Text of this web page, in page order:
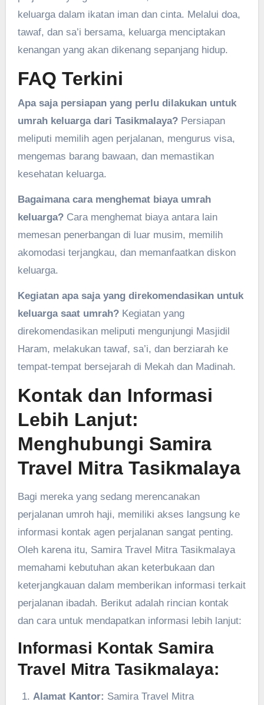
keluarga dalam ikatan iman dan cinta. Melalui doa,
tawaf, dan sa’i bersama, keluarga menciptakan
kenangan yang akan dikenang sepanjang hidup.
FAQ Terkini
Apa saja persiapan yang perlu dilakukan untuk
umrah keluarga dari Tasikmalaya?Persiapan
meliputi memilih agen perjalanan, mengurus visa,
mengemas barang bawaan, dan memastikan
kesehatan keluarga.
Bagaimana cara menghemat biaya umrah
keluarga?Cara menghemat biaya antara lain
memesan penerbangan di luar musim, memilih
akomodasi terjangkau, dan memanfaatkan diskon
keluarga.
Kegiatan apa saja yang direkomendasikan untuk
keluarga saat umrah?Kegiatan yang
direkomendasikan meliputi mengunjungi Masjidil
Haram, melakukan tawaf, sa’i, dan berziarah ke
tempat-tempat bersejarah di Mekah dan Madinah.
Kontak dan Informasi
Lebih Lanjut:
Menghubungi Samira
Travel Mitra Tasikmalaya
Bagi mereka yang sedang merencanakan
perjalanan umroh haji, memiliki akses langsung ke
informasi kontak agen perjalanan sangat penting.
Oleh karena itu, Samira Travel Mitra Tasikmalaya
memahami kebutuhan akan keterbukaan dan
keterjangkauan dalam memberikan informasi terkait
perjalanan ibadah. Berikut adalah rincian kontak
dan cara untuk mendapatkan informasi lebih lanjut:
Informasi Kontak Samira
Travel Mitra Tasikmalaya:
Alamat Kantor: Samira Travel Mitra